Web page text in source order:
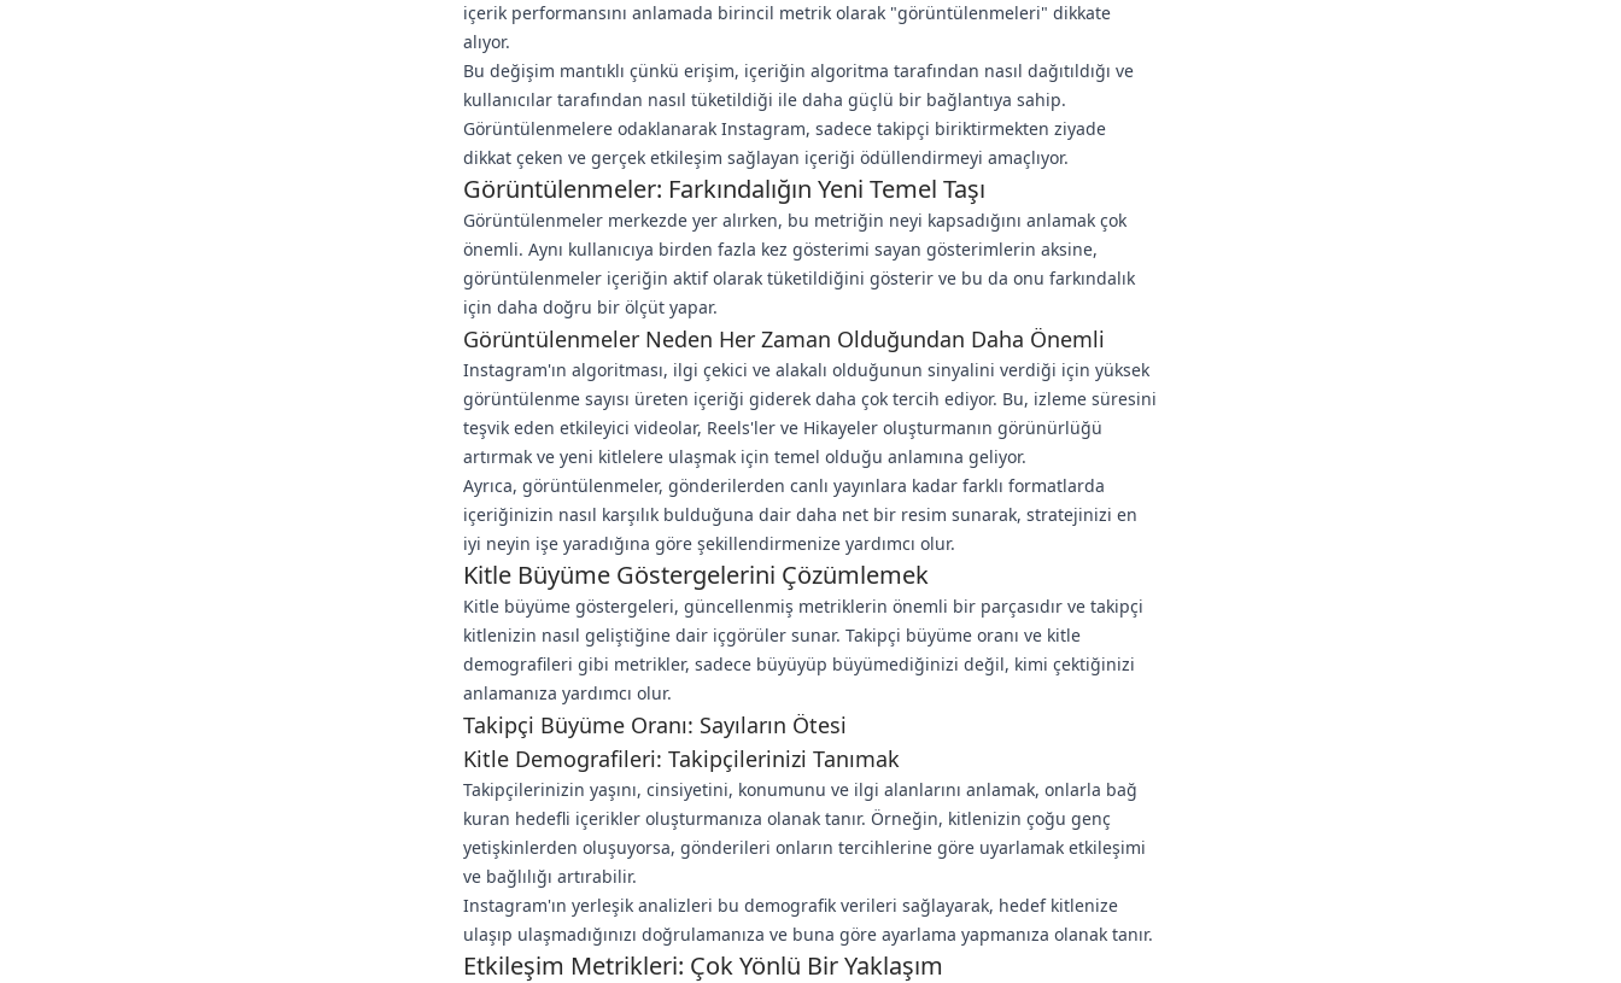
içerik performansını anlamada birincil metrik olarak "görüntülenmeleri" dikkate
alıyor.
Bu değişim mantıklı çünkü erişim, içeriğin algoritma tarafından nasıl dağıtıldığı ve
kullanıcılar tarafından nasıl tüketildiği ile daha güçlü bir bağlantıya sahip.
Görüntülenmelere odaklanarak Instagram, sadece takipçi biriktirmekten ziyade
dikkat çeken ve gerçek etkileşim sağlayan içeriği ödüllendirmeyi amaçlıyor.
Görüntülenmeler: Farkındalığın Yeni Temel Taşı
Görüntülenmeler merkezde yer alırken, bu metriğin neyi kapsadığını anlamak çok
önemli. Aynı kullanıcıya birden fazla kez gösterimi sayan gösterimlerin aksine,
görüntülenmeler içeriğin aktif olarak tüketildiğini gösterir ve bu da onu farkındalık
için daha doğru bir ölçüt yapar.
Görüntülenmeler Neden Her Zaman Olduğundan Daha Önemli
Instagram'ın algoritması, ilgi çekici ve alakalı olduğunun sinyalini verdiği için yüksek
görüntülenme sayısı üreten içeriği giderek daha çok tercih ediyor. Bu, izleme süresini
teşvik eden etkileyici videolar, Reels'ler ve Hikayeler oluşturmanın görünürlüğü
artırmak ve yeni kitlelere ulaşmak için temel olduğu anlamına geliyor.
Ayrıca, görüntülenmeler, gönderilerden canlı yayınlara kadar farklı formatlarda
içeriğinizin nasıl karşılık bulduğuna dair daha net bir resim sunarak, stratejinizi en
iyi neyin işe yaradığına göre şekillendirmenize yardımcı olur.
Kitle Büyüme Göstergelerini Çözümlemek
Kitle büyüme göstergeleri, güncellenmiş metriklerin önemli bir parçasıdır ve takipçi
kitlenizin nasıl geliştiğine dair içgörüler sunar. Takipçi büyüme oranı ve kitle
demografileri gibi metrikler, sadece büyüyüp büyümediğinizi değil, kimi çektiğinizi
anlamanıza yardımcı olur.
Takipçi Büyüme Oranı: Sayıların Ötesi
Kitle Demografileri: Takipçilerinizi Tanımak
Takipçilerinizin yaşını, cinsiyetini, konumunu ve ilgi alanlarını anlamak, onlarla bağ
kuran hedefli içerikler oluşturmanıza olanak tanır. Örneğin, kitlenizin çoğu genç
yetişkinlerden oluşuyorsa, gönderileri onların tercihlerine göre uyarlamak etkileşimi
ve bağlılığı artırabilir.
Instagram'ın yerleşik analizleri bu demografik verileri sağlayarak, hedef kitlenize
ulaşıp ulaşmadığınızı doğrulamanıza ve buna göre ayarlama yapmanıza olanak tanır.
Etkileşim Metrikleri: Çok Yönlü Bir Yaklaşım